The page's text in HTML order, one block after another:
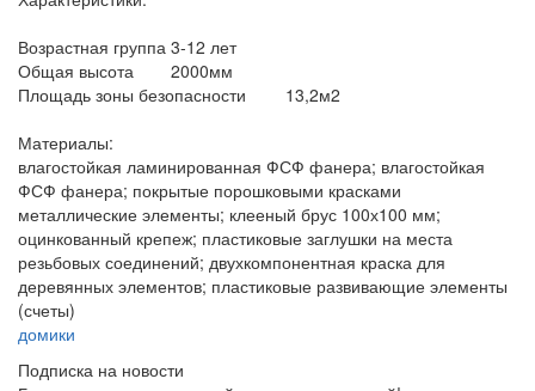
Возрастная группа 3-12 лет
Общая высота
2000мм
Площадь зоны безопасности
13,2м2
Материалы:
влагостойкая ламинированная ФСФ фанера; влагостойкая
ФСФ фанера; покрытые порошковыми красками
металлические элементы; клееный брус 100х100 мм;
оцинкованный крепеж; пластиковые заглушки на места
резьбовых соединений; двухкомпонентная краска для
деревянных элементов; пластиковые развивающие элементы
(счеты)
домики
Подписка на новости